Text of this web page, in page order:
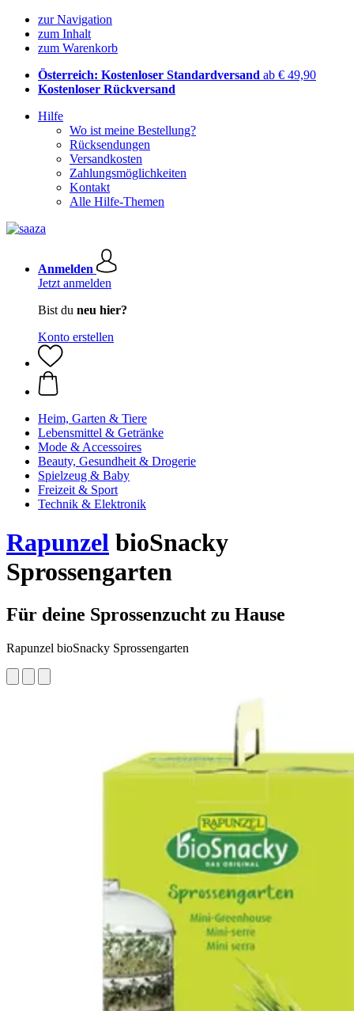
zur Navigation
zum Inhalt
zum Warenkorb
Österreich: Kostenloser Standardversand ab € 49,90
Kostenloser Rückversand
Hilfe
Wo ist meine Bestellung?
Rücksendungen
Versandkosten
Zahlungsmöglichkeiten
Kontakt
Alle Hilfe-Themen
Anmelden
Jetzt anmelden
Bist du neu hier?
Konto erstellen
Heim, Garten & Tiere
Lebensmittel & Getränke
Mode & Accessoires
Beauty, Gesundheit & Drogerie
Spielzeug & Baby
Freizeit & Sport
Technik & Elektronik
Rapunzel bioSnacky
Sprossengarten
Für deine Sprossenzucht zu Hause
Rapunzel bioSnacky Sprossengarten